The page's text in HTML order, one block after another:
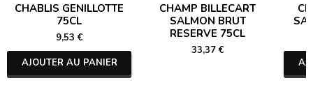
CHABLIS GENILLOTTE
75CL
9,53 €
AJOUTER AU PANIER
CHAMP BILLECART
SALMON BRUT
RESERVE 75CL
33,37 €